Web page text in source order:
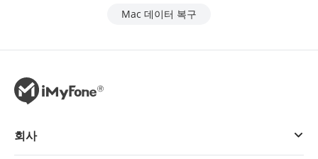
Mac 데이터 복구
회사